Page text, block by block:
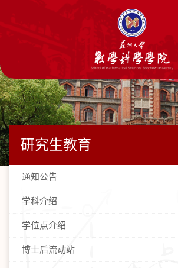
研究生教育
通知公告
学科介绍
学位点介绍
博士后流动站